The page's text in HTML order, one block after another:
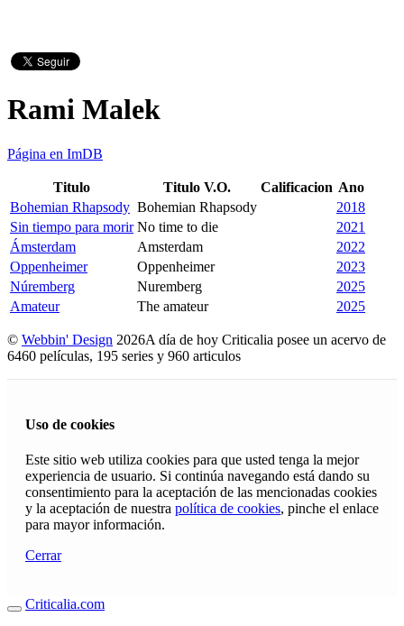
Rami Malek
Página en ImDB
Titulo Titulo V.O. Calificacion Ano
Bohemian Rhapsody Bohemian Rhapsody
2018
Sin tiempo para morir No time to die
2021
Ámsterdam
Amsterdam
2022
Oppenheimer
Oppenheimer
2023
Núremberg
Nuremberg
2025
Amateur
The amateur 2025
© Webbin' Design 2026A día de hoy Criticalia posee un acervo de
6460 películas, 195 series y 960 articulos
Uso de cookies
Este sitio web utiliza cookies para que usted tenga la mejor
experiencia de usuario. Si continúa navegando está dando su
consentimiento para la aceptación de las mencionadas cookies
y la aceptación de nuestra política de cookies, pinche el enlace
para mayor información.
Cerrar
Criticalia.com